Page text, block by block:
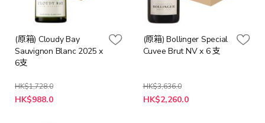
(原箱) Cloudy Bay
Sauvignon Blanc 2025 x
6支
HK$1,728.0
特
殊
HK$988.0
(原箱) Bollinger Special
Cuvee Brut NV x 6 支
HK$3,636.0
特
殊
HK$2,260.0